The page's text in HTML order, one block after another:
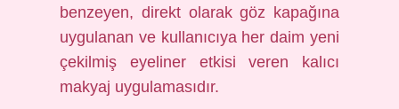
benzeyen, direkt olarak göz kapağına
uygulanan ve kullanıcıya her daim yeni
çekilmiş eyeliner etkisi veren kalıcı
makyaj uygulamasıdır.